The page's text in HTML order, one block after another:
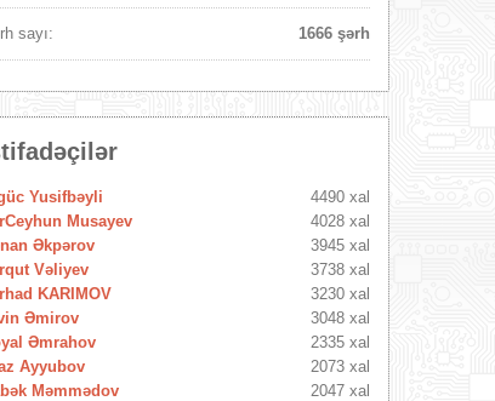
sayı: 1666 şərh
Yusifbəyli
4490 xal
Musayev
4028 xal
Əkpərov
3945 xal
Vəliyev
3738 xal
KARIMOV
3230 xal
Əmirov
3048 xal
Əmrahov
2335 xal
Ayyubov
2073 xal
Məmmədov
2047 xal